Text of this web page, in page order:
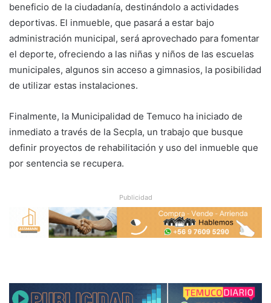
beneficio de la ciudadanía, destinándolo a actividades
deportivas. El inmueble, que pasará a estar bajo
administración municipal, será aprovechado para fomentar
el deporte, ofreciendo a las niñas y niños de las escuelas
municipales, algunos sin acceso a gimnasios, la posibilidad
de utilizar estas instalaciones.
Finalmente, la Municipalidad de Temuco ha iniciado de
inmediato a través de la Secpla, un trabajo que busque
definir proyectos de rehabilitación y uso del inmueble que
por sentencia se recupera.
Publicidad